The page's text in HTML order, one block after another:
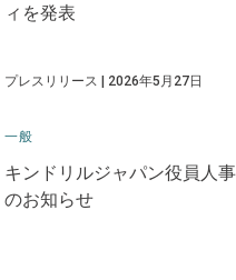
ィを発表
プレスリリース 2026年5月27日
一般
キンドリルジャパン役員人事
のお知らせ